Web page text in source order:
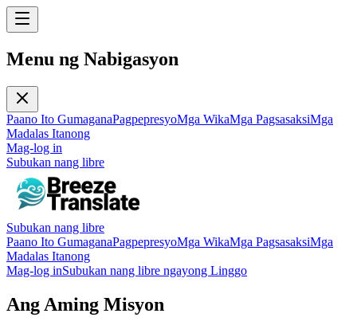
Menu ng Nabigasyon
Paano Ito GumaganaPagpepresyoMga WikaMga PagsasaksiMga
Madalas Itanong
Mag-log in
Subukan nang libre
Subukan nang libre
Paano Ito GumaganaPagpepresyoMga WikaMga PagsasaksiMga
Madalas Itanong
Mag-log inSubukan nang libre ngayong Linggo
Ang Aming Misyon